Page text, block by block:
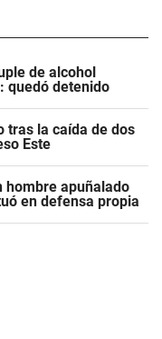
de alcohol
quedó detenido
tras la caída de dos
Este
hombre apuñalado
en defensa propia